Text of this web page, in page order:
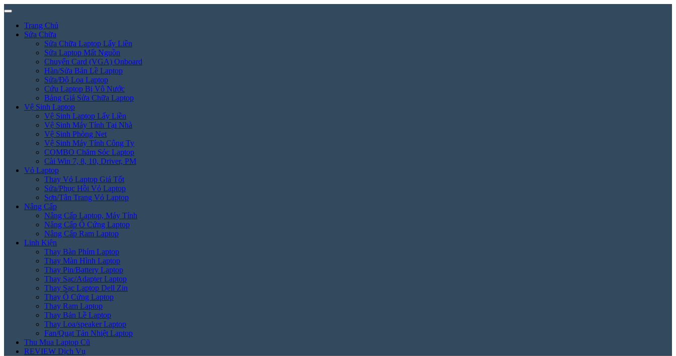
Trang Chủ
Sửa Chữa
Sửa Chữa Laptop Lấy Liền
Sửa Laptop Mất Nguồn
Chuyển Card (VGA) Onboard
Hàn/Sửa Bản Lề Laptop
Sửa/Độ Loa Laptop
Cứu Laptop Bị Vô Nước
Bảng Giá Sửa Chữa Laptop
Vệ Sinh Laptop
Vệ Sinh Laptop Lấy Liền
Vệ Sinh Máy Tính Tại Nhà
Vệ Sinh Phòng Net
Vệ Sinh Máy Tính Công Ty
COMBO Chăm Sóc Laptop
Cài Win 7, 8, 10, Driver, PM
Vỏ Laptop
Thay Vỏ Laptop Giá Tốt
Sửa/Phục Hồi Vỏ Laptop
Sơn/Tân Trang Vỏ Laptop
Nâng Cấp
Nâng Cấp Laptop, Máy Tính
Nâng Cấp Ổ Cứng Laptop
Nâng Cấp Ram Laptop
Linh Kiện
Thay Bàn Phím Laptop
Thay Màn Hình Laptop
Thay Pin/Battery Laptop
Thay Sạc/Adapter Laptop
Thay Sạc Laptop Dell Zin
Thay Ổ Cứng Laptop
Thay Ram Laptop
Thay Bản Lề Laptop
Thay Loa/speaker Laptop
Fan/Quạt Tản Nhiệt Laptop
Thu Mua Laptop Cũ
REVIEW Dịch Vụ